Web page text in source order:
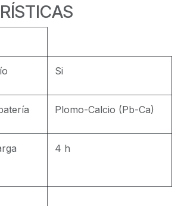
Si
Plomo-Calcio (Pb-Ca)
4 h